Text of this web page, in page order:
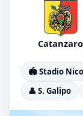
Catanzaro
🏟️ Stadio
👤 S. Galipo